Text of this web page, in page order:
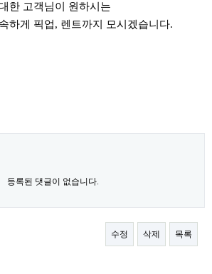
한 고객님이 원하시는
하게 픽업, 렌트까지 모시겠습니다.
등록된 댓글이 없습니다.
수정 삭제 목록